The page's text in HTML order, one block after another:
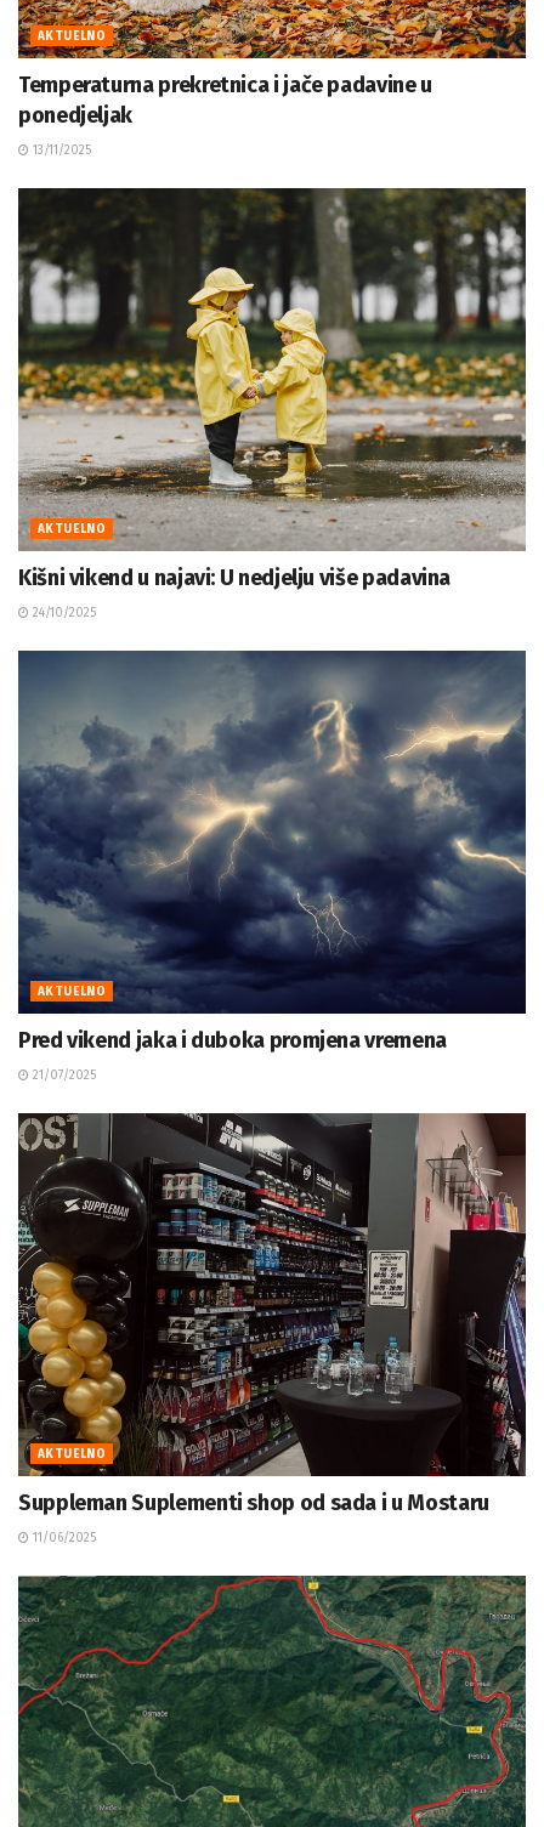
AKTUELNO
Temperaturna prekretnica i jače padavine u
ponedjeljak
13/11/2025
AKTUELNO
Kišni vikend u najavi: U nedjelju više padavina
24/10/2025
AKTUELNO
Pred vikend jaka i duboka promjena vremena
21/07/2025
AKTUELNO
Suppleman Suplementi shop od sada i u Mostaru
11/06/2025